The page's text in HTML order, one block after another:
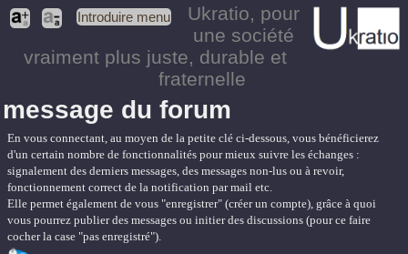
Introduire menu Ukratio, pour
une société
vraiment plus juste, durable et
fraternelle
message du forum
En vous connectant, au moyen de la petite clé ci-dessous, vous bénéficierez
d'un certain nombre de fonctionnalités pour mieux suivre les échanges :
signalement des derniers messages, des messages non-lus ou à revoir,
fonctionnement correct de la notification par mail etc.
Elle permet également de vous "enregistrer" (créer un compte), grâce à quoi
vous pourrez publier des messages ou initier des discussions (pour ce faire
cocher la case "pas enregistré").